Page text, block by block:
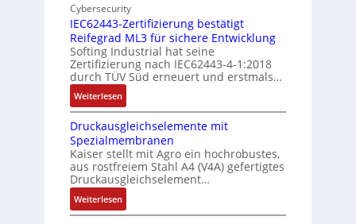
g
e
d
u
t
r
i
e
-
P
C
l
ä
s
s
b
i
f
u
n
k
m
o
d
u
l
e
b
r
Cybersecurity
IEC62443-Zertifizierung bestätigt
Reifegrad ML3 für sichere Entwicklung
Softing Industrial hat seine
Zertifizierung nach IEC62443-4-1:2018
durch TÜV Süd erneuert und erstmals…
Weiterlesen:
I
E
C
6
2
4
4
3
Druckausgleichselemente mit
Spezialmembranen
Kaiser stellt mit Agro ein hochrobustes,
aus rostfreiem Stahl A4 (V4A) gefertigtes
Druckausgleichselement…
Weiterlesen:
D